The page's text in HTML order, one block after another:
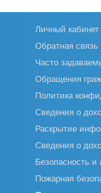
Личный кабинет
Обратная связь
Часто
Обращения
Политика
Сведения о
Раскрытие
Сведения о
Безопасность и
Пожарная